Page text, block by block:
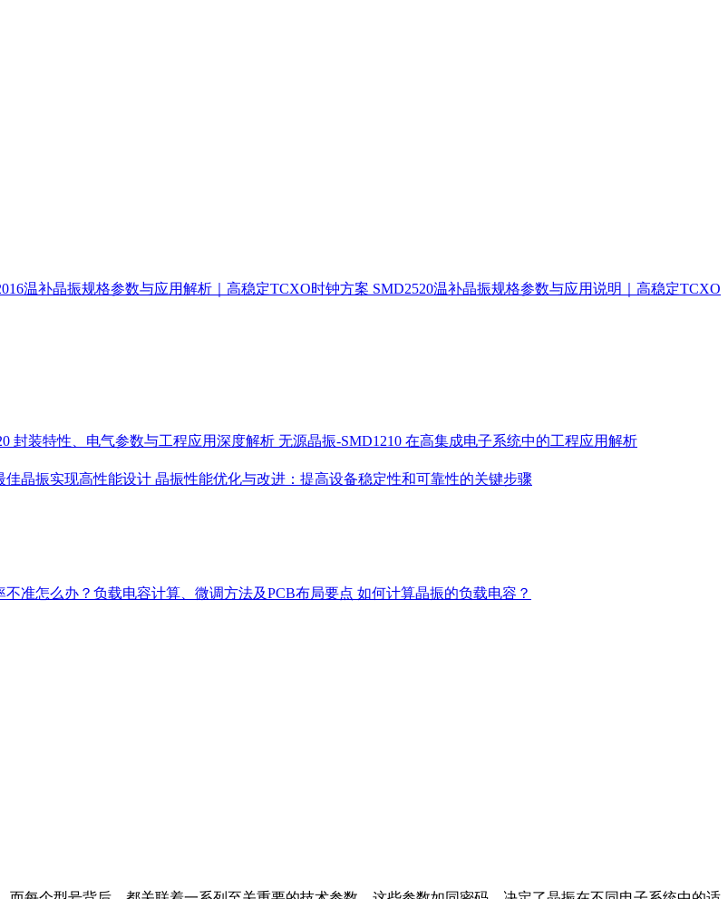
温补晶振规格参数与应用解析｜高稳定TCXO时钟方案 SMD2520温补晶振规格参数与应用说明｜高稳定TCXO
封装特性、电气参数与工程应用深度解析 无源晶振-SMD1210 在高集成电子系统中的工程应用解析
佳晶振实现高性能设计 晶振性能优化与改进：提高设备稳定性和可靠性的关键步骤
不准怎么办？负载电容计算、微调方法及PCB布局要点 如何计算晶振的负载电容？